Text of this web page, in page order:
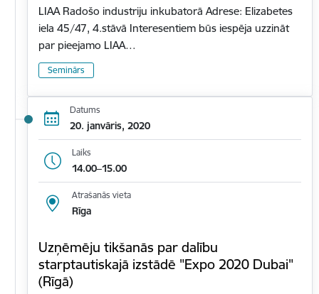
LIAA Radošo industriju inkubatorā Adrese: Elizabetes
iela 45/47, 4.stāvā Interesentiem būs iespēja uzzināt
par pieejamo LIAA…
Seminārs
Datums
20. janvāris, 2020
Laiks
14.00–15.00
Atrašanās vieta
Rīga
Uzņēmēju tikšanās par dalību
starptautiskajā izstādē "Expo 2020 Dubai"
(Rīgā)